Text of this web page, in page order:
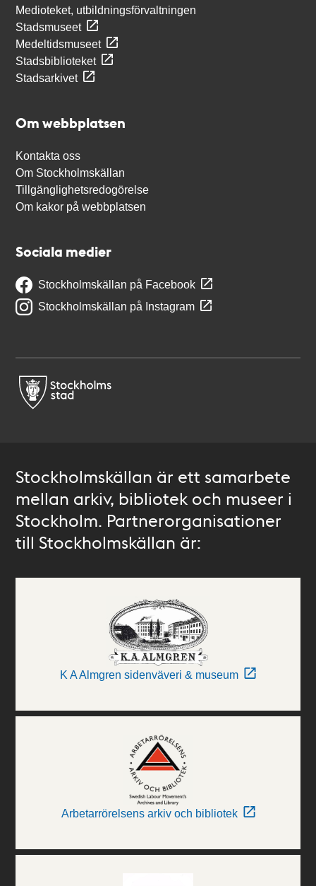
Medioteket, utbildningsförvaltningen
Stadsmuseet
Medeltidsmuseet
Stadsbiblioteket
Stadsarkivet
Om webbplatsen
Kontakta oss
Om Stockholmskällan
Tillgänglighetsredogörelse
Om kakor på webbplatsen
Sociala medier
Stockholmskällan på Facebook
Stockholmskällan på Instagram
Stockholmskällan är ett samarbete
mellan arkiv, bibliotek och museer i
Stockholm. Partnerorganisationer
till Stockholmskällan är:
K A Almgren sidenväveri & museum
Arbetarrörelsens arkiv och bibliotek